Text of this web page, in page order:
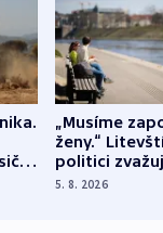
z
„Musíme
ženy.“
politici
dohodu o
5. 8. 2026